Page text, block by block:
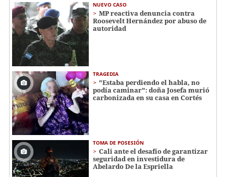
NUEVO CASO
MP reactiva denuncia contra
Roosevelt Hernández por abuso de
autoridad
TRAGEDIA
"Estaba perdiendo el habla, no
podía caminar": doña Josefa murió
carbonizada en su casa en Cortés
TOMA DE POSESIÓN
Cali ante el desafío de garantizar
seguridad en investidura de
Abelardo De la Espriella